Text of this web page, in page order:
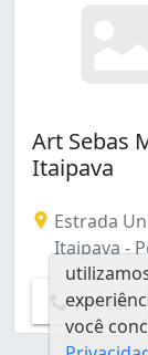
Art Sebas
Itaipava
Estrada
Itaipava -
Ver Tel
você